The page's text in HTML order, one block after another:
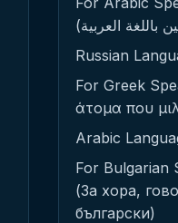
Russian
For Greek
άτομα που
Arabic
For Bulgarian
(За хора,
български)